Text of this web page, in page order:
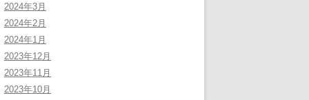
2024年3月
2024年2月
2024年1月
2023年12月
2023年11月
2023年10月